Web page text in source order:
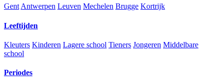
GentAntwerpen Leuven Mechelen Brugge Kortrijk
Leeftijden
Kleuters Kinderen Lagere school Tieners Jongeren Middelbare
school
Periodes